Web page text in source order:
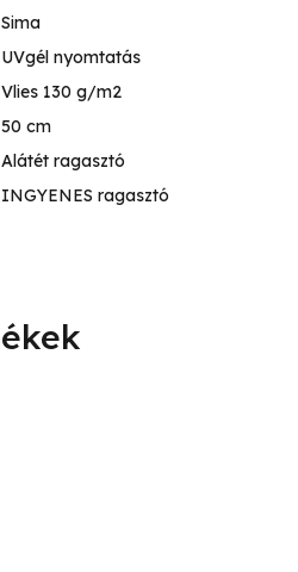
Sima
UVgél nyomtatás
Vlies 130 g/m2
50 cm
Alátét ragasztó
INGYENES ragasztó